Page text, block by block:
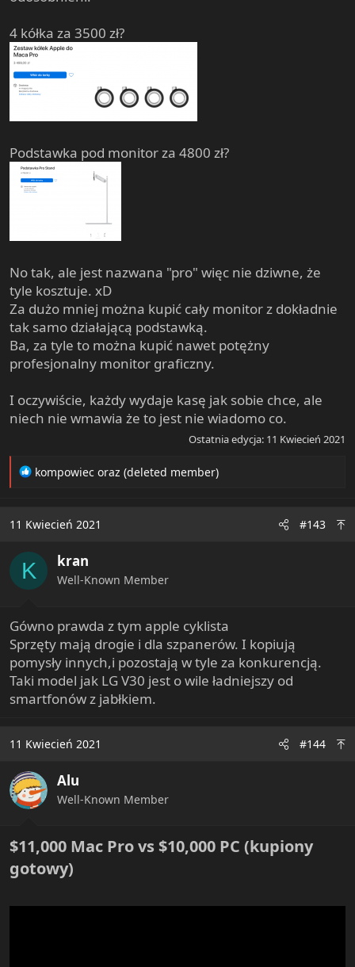
4 kółka za 3500 zł?
Podstawka pod monitor za 4800 zł?
No tak, ale jest nazwana "pro" więc nie dziwne, że
tyle kosztuje. xD
Za dużo mniej można kupić cały monitor z dokładnie
tak samo działającą podstawką.
Ba, za tyle to można kupić nawet potężny
profesjonalny monitor graficzny.
I oczywiście, każdy wydaje kasę jak sobie chce, ale
niech nie wmawia że to jest nie wiadomo co.
Ostatnia edycja: 11 Kwiecień 2021
R
t
o
n
s
kompowiec oraz (deleted member)
11 Kwiecień 2021 #143
K kran
Well-Known Member
Gówno prawda z tym apple cyklista
Sprzęty mają drogie i dla szpanerów. I kopiują
pomysły innych,i pozostają w tyle za konkurencją.
Taki model jak LG V30 jest o wile ładniejszy od
smartfonów z jabłkiem.
11 Kwiecień 2021 #144
Alu
Well-Known Member
$11,000 Mac Pro vs $10,000 PC (kupiony
gotowy)​